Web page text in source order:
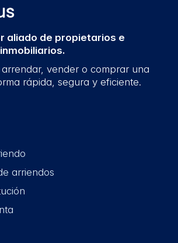
aliado de propietarios e
vender o comprar una
rápida, segura y eficiente.
arriendos